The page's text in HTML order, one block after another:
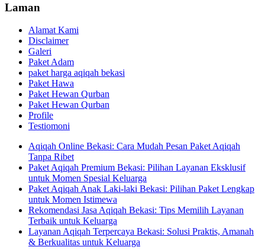
Laman
Alamat Kami
Disclaimer
Galeri
Paket Adam
paket harga aqiqah bekasi
Paket Hawa
Paket Hewan Qurban
Paket Hewan Qurban
Profile
Testiomoni
Aqiqah Online Bekasi: Cara Mudah Pesan Paket Aqiqah
Tanpa Ribet
Paket Aqiqah Premium Bekasi: Pilihan Layanan Eksklusif
untuk Momen Spesial Keluarga
Paket Aqiqah Anak Laki-laki Bekasi: Pilihan Paket Lengkap
untuk Momen Istimewa
Rekomendasi Jasa Aqiqah Bekasi: Tips Memilih Layanan
Terbaik untuk Keluarga
Layanan Aqiqah Terpercaya Bekasi: Solusi Praktis, Amanah
& Berkualitas untuk Keluarga